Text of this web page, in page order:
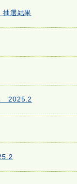
抽選結果
2025.2